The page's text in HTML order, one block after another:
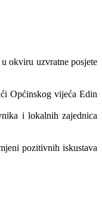
okviru uzvratne posjete
Općinskog vijeća Edin
i lokalnih zajednica
pozitivnih iskustava